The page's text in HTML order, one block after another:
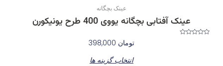
عینک بچگانه
عینک آفتابی بچگانه یووی 400 طرح یونیکورن
تومان
انتخاب گزینه ها